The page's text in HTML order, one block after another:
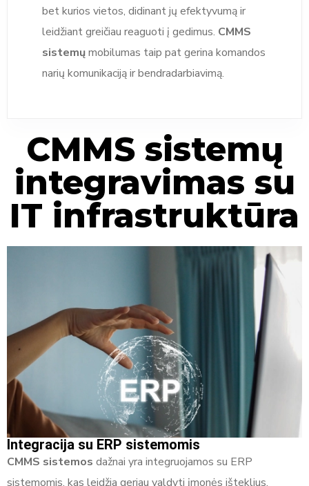
bet kurios vietos, didinant jų efektyvumą ir
leidžiant greičiau reaguoti į gedimus. CMMS
sistemųmobilumas taip pat gerina komandos
narių komunikaciją ir bendradarbiavimą.
CMMS sistemų
integravimas su
IT infrastruktūra
Integracija su ERP sistemomis
CMMS sistemos dažnai yra integruojamos su ERP
sistemomis, kas leidžia geriau valdyti įmonės išteklius.